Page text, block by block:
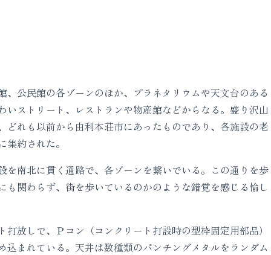
公民館の各ゾーンのほか、プラネタリウムや天文台のある
いストリート、レストランや物産館などからなる。盛り沢山
どれも以前から由利本荘市にあったものであり、各施設の老
約された。
南北に貫く通路で、各ゾーンを繋いでいる。この通りを歩
も関わらず、街を歩いているのかのような錯覚を感じる愉し
放しで、Ｐコン（コンクリート打設時の型枠固定用部品）
込まれている。天井は数種類のパンチングメタルをランダム